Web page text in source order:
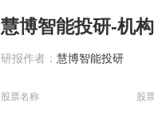
慧博智能投研-机
研报作者： 慧博智能投研
股票名称 股